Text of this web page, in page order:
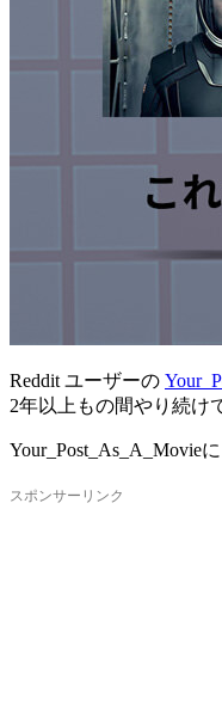
Reddit ユーザーの
2年以上もの間やり続け
Your_Post_As_A_Movie